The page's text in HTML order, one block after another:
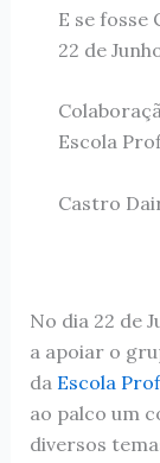
E se fosse
22 de
Escola
Castro
No dia 22 de
a apoiar o
da Escola
ao palco um
diversos